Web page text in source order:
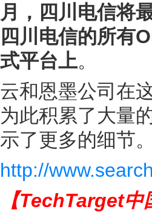
月，四川电信将
四川电信的所有
式平台上。
云和恩墨公司在
为此积累了大量
示了更多的细节。
http://
【TechTarget中